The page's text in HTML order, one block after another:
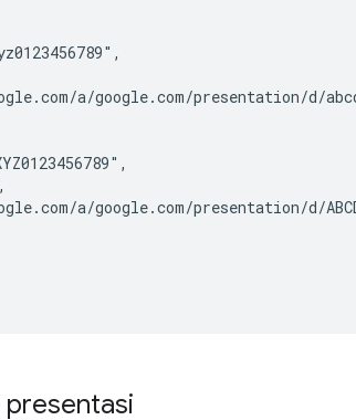
a/google.com/presentation/d/
a/google.com/presentation/d/